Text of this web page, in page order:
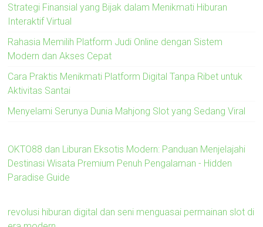
Strategi Finansial yang Bijak dalam Menikmati Hiburan
Interaktif Virtual
Rahasia Memilih Platform Judi Online dengan Sistem
Modern dan Akses Cepat
Cara Praktis Menikmati Platform Digital Tanpa Ribet untuk
Aktivitas Santai
Menyelami Serunya Dunia Mahjong Slot yang Sedang Viral
OKTO88 dan Liburan Eksotis Modern: Panduan Menjelajahi
Destinasi Wisata Premium Penuh Pengalaman - Hidden
Paradise Guide
revolusi hiburan digital dan seni menguasai permainan slot di